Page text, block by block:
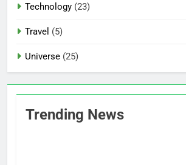
Technology (23)
Travel (5)
Universe (25)
Trending News